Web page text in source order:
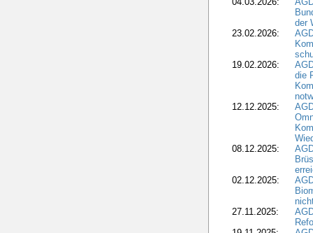
der
23.02.2026:
19.02.2026:
die
12.12.2025:
08.12.2025:
02.12.2025:
27.11.2025: